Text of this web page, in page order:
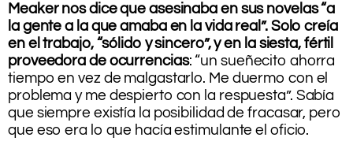
Meaker nos dice que asesinaba en sus novelas “a
la gente a la que amaba en la vida real”. Solo creía
en el trabajo, “sólido y sincero”, y en la siesta, fértil
proveedora de ocurrencias: “un sueñecito ahorra
tiempo en vez de malgastarlo. Me duermo con el
problema y me despierto con la respuesta”. Sabía
que siempre existía la posibilidad de fracasar, pero
que eso era lo que hacía estimulante el oficio.